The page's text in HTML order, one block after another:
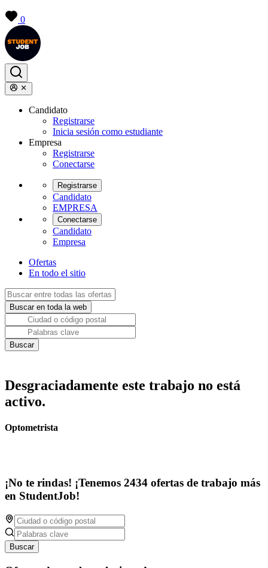
0
Candidato
Registrarse
Inicia sesión como estudiante
Empresa
Registrarse
Conectarse
Registrarse
Candidato
EMPRESA
Conectarse
Candidato
Empresa
Ofertas
En todo el sitio
Desgraciadamente este trabajo no está
activo.
Optometrista
¡No te rindas! ¡Tenemos 2434 ofertas de trabajo más
en StudentJob!
Buscar